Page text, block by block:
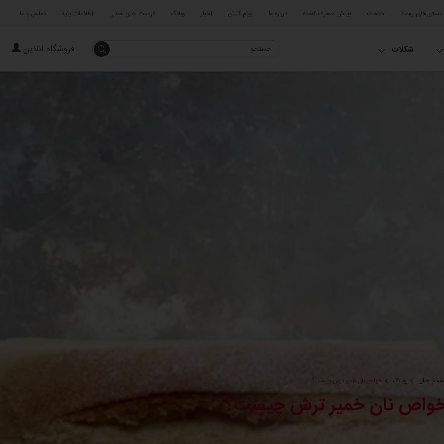
دستورهای پخت خدمات بینش مصرف کننده درباره ما پیام گلنان اخبار وبلاگ فرصت های شغلی اطلاعات پایه تماس با ما
شکلات جستجو فروشگاه آنلاین
اصلی وبلاگ خواص نان خمیر ترش چیست؟
نان خمیر ترش چیست؟